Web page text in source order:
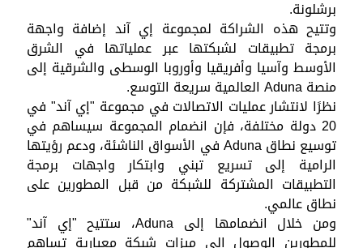
برشلونة.
وتتيح هذه الشراكة لمجموعة إي آند إضافة واجهة
برمجة تطبيقات لشبكتها عبر عملياتها في الشرق
الأوسط وآسيا وأفريقيا وأوروبا الوسطى والشرقية إلى
منصة Aduna العالمية سريعة التوسع.
نظرًا لانتشار عمليات الاتصالات في مجموعة "إي آند" في
20 دولة مختلفة، فإن انضمام المجموعة سيساهم في
توسيع نطاق Aduna في الأسواق الناشئة، ودعم رؤيتها
الرامية إلى تسريع تبني وابتكار واجهات برمجة
التطبيقات المشتركة للشبكة من قبل المطورين على
نطاق عالمي.
ومن خلال انضمامها إلى Aduna، ستتيح "إي آند"
للمطورين الوصول إلى ميزات شبكة معيارية تساهم